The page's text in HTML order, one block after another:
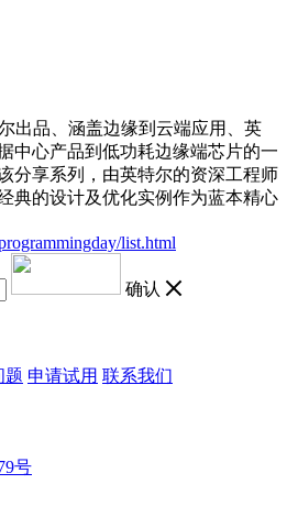
出品、涵盖边缘到云端应用、英
中心产品到低功耗边缘端芯片的一
分享系列，由英特尔的资深工程师
典的设计及优化实例作为蓝本精心
list.html
确认
题 申请试用 联系我们
号